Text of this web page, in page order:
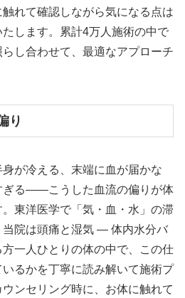
れて確認しながら気になる点は
します。累計4万人施術の中で
し合わせて、最適なアプローチ
り
身が冷える、末端に血が届かな
ぎる——こうした血流の偏りが体
東洋医学で「気・血・水」の滞
当院は頭痛と湿気 ― 体内水分バ
一人ひとりの体の中で、この仕
るかを丁寧に読み解いて施術プ
ンセリング時に、お体に触れて